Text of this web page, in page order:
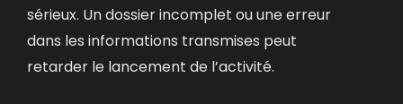
sérieux. Un dossier incomplet ou une erreur
dans les informations transmises peut
retarder le lancement de l’activité.